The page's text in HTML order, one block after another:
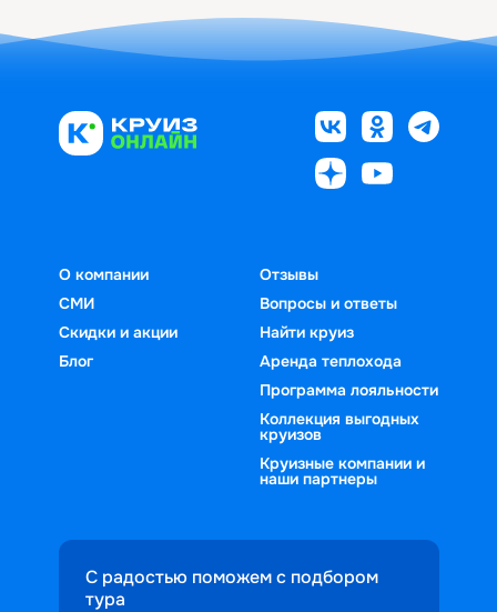
О компании
СМИ
Скидки и акции
Блог
Отзывы
Вопросы и ответы
Найти круиз
Аренда теплохода
Программа лояльности
Коллекция выгодных
круизов
Круизные компании и
наши партнеры
С радостью поможем с подбором
тура